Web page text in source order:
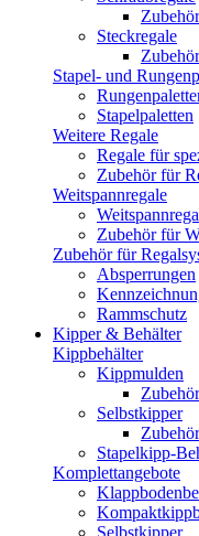
Steckregale
Stapel- und
Stapelpaletten
Weitere Regale
Regale für
Zubehör für
Weitspannregale
Zubehör für
Zubehör für
Absperrungen
Rammschutz
Kipper & Behälter
Kippbehälter
Kippmulden
Selbstkipper
Stapelkipp-
Komplettangebote
Selbstkipper